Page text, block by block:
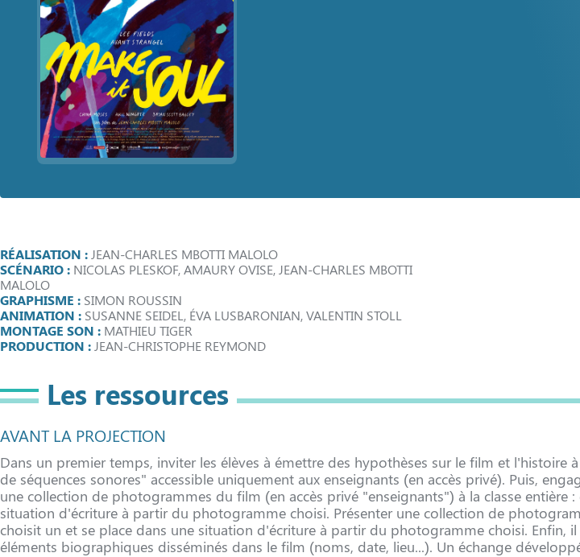
RÉALISATION : JEAN-CHARLES MBOTTI MALOLO
SCÉNARIO : NICOLAS PLESKOF, AMAURY OVISE, JEAN-CHARLES MBOTTI
MALOLO
GRAPHISME : SIMON ROUSSIN
ANIMATION : SUSANNE SEIDEL, ÉVA LUSBARONIAN, VALENTIN STOLL
MONTAGE SON : MATHIEU TIGER
PRODUCTION : JEAN-CHRISTOPHE REYMOND
Les ressources
AVANT LA PROJECTION
Dans un premier temps, inviter les élèves à émettre des hypothèses sur le film et l'histoire
de séquences sonores" accessible uniquement aux enseignants (en accès privé). Puis,
une collection de photogrammes du film (en accès privé "enseignants") à la classe entière
situation d'écriture à partir du photogramme choisi. Présenter une collection de
choisit un et se place dans une situation d'écriture à partir du photogramme choisi. Enfin,
éléments biographiques disséminés dans le film (noms, date, lieu...). Un échange